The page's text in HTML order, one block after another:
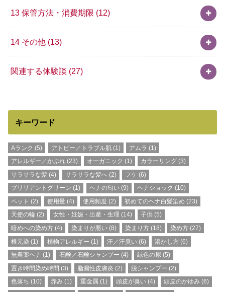
13 保管方法・消費期限 (12)
14 その他 (13)
関連する体験談 (27)
キーワード
Aランク (5) アトピー／トラブル肌(1) アムラ (1)
アレルギー／かぶれ (23) オーガニック (1) カラーリング(3)
サラサラな髪 (4) サラサラな髪へ(2) フケ (6)
ブリリアントグリーン (1) ヘナの匂い(9) ヘナショック (10)
ペット (2) 使用量(4) 使用頻度(2) 初めてのヘナ白髪染め (23)
天使の輪 (2) 女性・妊娠・出産・生理 (14) 子供(5)
暗めへの染め方 (4) 染まりが悪い(8) 染まり方(18) 染め方 (27)
根元染 (1) 植物アレルギー (1) 汗／汗臭い(6) 溶かし方 (6)
無農薬ヘナ (1) 石鹸／石鹸シャンプー (4) 緑色の尿 (5)
置き時間染め時間 (3) 脂漏性皮膚炎 (2) 脱シャンプー (2)
色落ち (10) 赤み (1) 重金属 (1) 頭皮が臭い (4) 頭皮のかゆみ (6)